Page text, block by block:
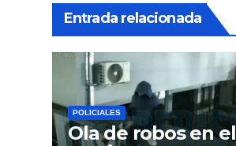
Entrada relacionada
POLICIALES
Ola de robos en el